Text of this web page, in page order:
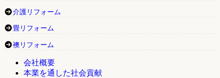
介護リフォーム
畳リフォーム
襖リフォーム
会社概要
本業を通した社会貢献